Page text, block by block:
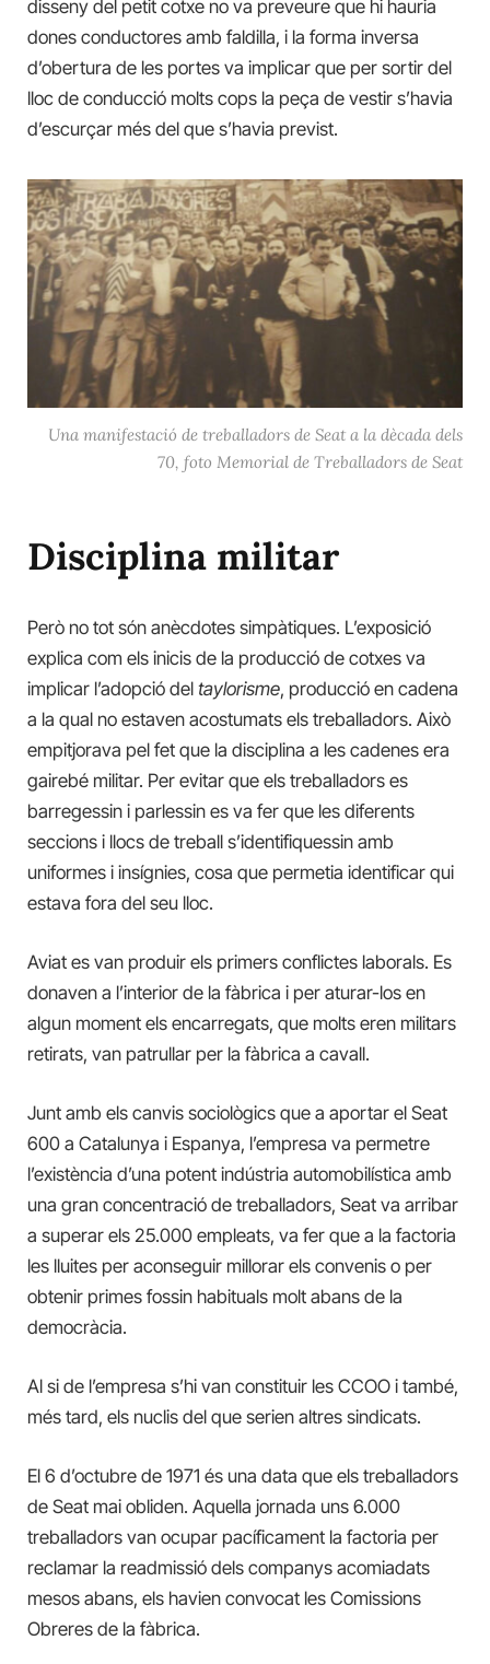
disseny del petit cotxe no va preveure que hi hauria
dones conductores amb faldilla, i la forma inversa
d’obertura de les portes va implicar que per sortir del
lloc de conducció molts cops la peça de vestir s’havia
d’escurçar més del que s’havia previst.
Una manifestació de treballadors de Seat a la dècada dels
70, foto Memorial de Treballadors de Seat
Disciplina militar
Però no tot són anècdotes simpàtiques. L’exposició
explica com els inicis de la producció de cotxes va
implicar l’adopció del taylorisme, producció en cadena
a la qual no estaven acostumats els treballadors. Això
empitjorava pel fet que la disciplina a les cadenes era
gairebé militar. Per evitar que els treballadors es
barregessin i parlessin es va fer que les diferents
seccions i llocs de treball s’identifiquessin amb
uniformes i insígnies, cosa que permetia identificar qui
estava fora del seu lloc.
Aviat es van produir els primers conflictes laborals. Es
donaven a l’interior de la fàbrica i per aturar-los en
algun moment els encarregats, que molts eren militars
retirats, van patrullar per la fàbrica a cavall.
Junt amb els canvis sociològics que a aportar el Seat
600 a Catalunya i Espanya, l’empresa va permetre
l’existència d’una potent indústria automobilística amb
una gran concentració de treballadors, Seat va arribar
a superar els 25.000 empleats, va fer que a la factoria
les lluites per aconseguir millorar els convenis o per
obtenir primes fossin habituals molt abans de la
democràcia.
Al si de l’empresa s’hi van constituir les CCOO i també,
més tard, els nuclis del que serien altres sindicats.
El 6 d’octubre de 1971 és una data que els treballadors
de Seat mai obliden. Aquella jornada uns 6.000
treballadors van ocupar pacíficament la factoria per
reclamar la readmissió dels companys acomiadats
mesos abans, els havien convocat les Comissions
Obreres de la fàbrica.